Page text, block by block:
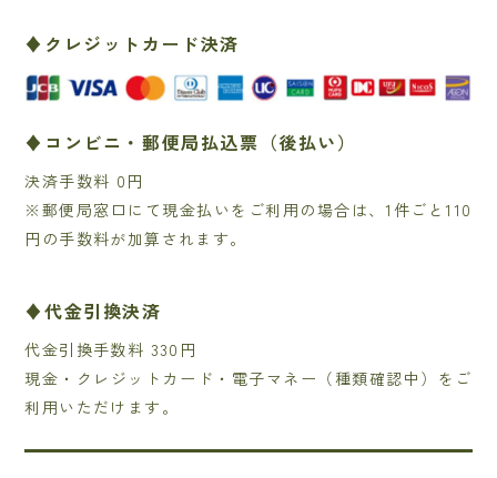
♦クレジットカード決済
♦コンビニ・郵便局払込票（後払い）
決済手数料 0円
※郵便局窓口にて現金払いをご利用の場合は、1件ごと110
円の手数料が加算されます。
♦代金引換決済
代金引換手数料 330円
現金・クレジットカード・電子マネー（種類確認中）をご
利用いただけます。